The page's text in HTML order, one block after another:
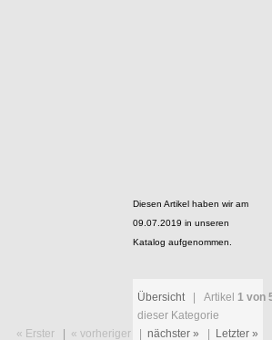
Diesen Artikel haben wir am
09.07.2019 in unseren
Katalog aufgenommen.
Übersicht| Artikel 1 von
dieser Kategorie
« Erster
« vorheriger nächster » Letzter »